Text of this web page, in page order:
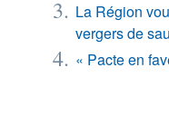
La Région
vergers de
« Pacte en